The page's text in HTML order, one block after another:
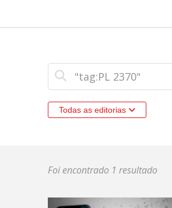
Todas as editorias
Foi encontrado 1 resultado